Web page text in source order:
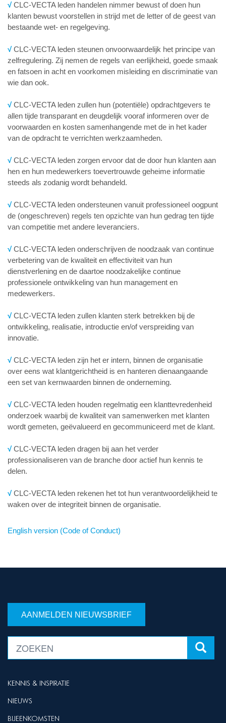
√CLC-VECTA leden handelen nimmer bewust of doen hun
klanten bewust voorstellen in strijd met de letter of de geest van
bestaande wet- en regelgeving.
√CLC-VECTA leden steunen onvoorwaardelijk het principe van
zelfregulering. Zij nemen de regels van eerlijkheid, goede smaak
en fatsoen in acht en voorkomen misleiding en discriminatie van
wie dan ook.
√CLC-VECTA leden zullen hun (potentiële) opdrachtgevers te
allen tijde transparant en deugdelijk vooraf informeren over de
voorwaarden en kosten samenhangende met de in het kader
van de opdracht te verrichten werkzaamheden.
√CLC-VECTA leden zorgen ervoor dat de door hun klanten aan
hen en hun medewerkers toevertrouwde geheime informatie
steeds als zodanig wordt behandeld.
√CLC-VECTA leden ondersteunen vanuit professioneel oogpunt
de (ongeschreven) regels ten opzichte van hun gedrag ten tijde
van competitie met andere leveranciers.
√CLC-VECTA leden onderschrijven de noodzaak van continue
verbetering van de kwaliteit en effectiviteit van hun
dienstverlening en de daartoe noodzakelijke continue
professionele ontwikkeling van hun management en
medewerkers.
√CLC-VECTA leden zullen klanten sterk betrekken bij de
ontwikkeling, realisatie, introductie en/of verspreiding van
innovatie.
√CLC-VECTA leden zijn het er intern, binnen de organisatie
over eens wat klantgerichtheid is en hanteren dienaangaande
een set van kernwaarden binnen de onderneming.
√CLC-VECTA leden houden regelmatig een klanttevredenheid
onderzoek waarbij de kwaliteit van samenwerken met klanten
wordt gemeten, geëvalueerd en gecommuniceerd met de klant.
√CLC-VECTA leden dragen bij aan het verder
professionaliseren van de branche door actief hun kennis te
delen.
√CLC-VECTA leden rekenen het tot hun verantwoordelijkheid te
waken over de integriteit binnen de organisatie.
English version (Code of Conduct)
AANMELDEN NIEUWSBRIEF
KENNIS & INSPIRATIE
NIEUWS
BIJEENKOMSTEN